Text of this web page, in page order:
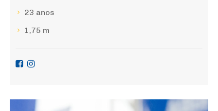
23 anos
1,75 m